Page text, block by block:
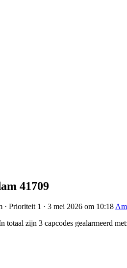
41709
· Prioriteit 1 · 3 mei 2026 om 10:18
zijn 3 capcodes gealarmeerd